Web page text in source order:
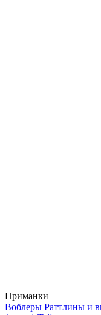
Приманки
Воблеры Раттлины и